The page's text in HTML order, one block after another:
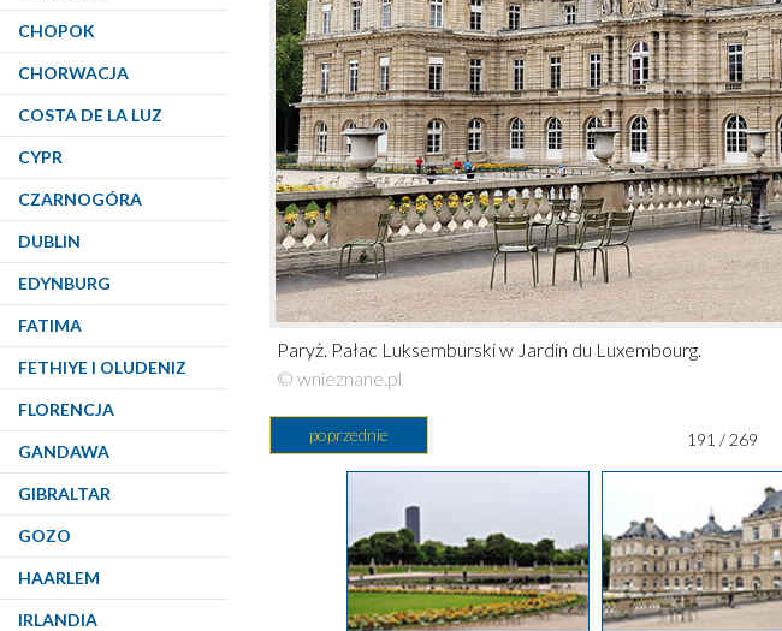
CHOPOK
CHORWACJA
COSTA DE LA LUZ
CYPR
CZARNOGÓRA
DUBLIN
EDYNBURG
FATIMA
FETHIYE I OLUDENIZ
FLORENCJA
GANDAWA
GIBRALTAR
GOZO
HAARLEM
IRLANDIA
Paryż. Pałac Luksemburski w Jardin du Luxembourg.
© wnieznane.pl
poprzednie 191 / 269